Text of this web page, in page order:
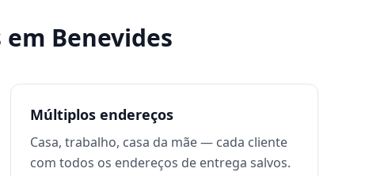
em Benevides
Múltiplos endereços
Casa, trabalho, casa da mãe — cada cliente
com todos os endereços de entrega salvos.